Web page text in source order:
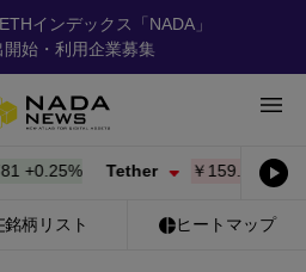
インデックス「NADA」
開始・利用企業募集
0.25% Tether ￥159.84-0.01%
銘柄リスト ヒートマップ